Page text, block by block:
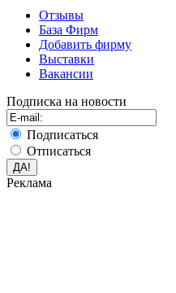
Отзывы
База Фирм
Добавить фирму
Выставки
Вакансии
Подписка на новости
Подписаться
Отписаться
Реклама